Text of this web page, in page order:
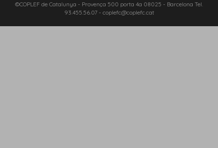
©COPLEF de Catalunya - Provença 500 porta 4a 08025 - Barcelona Tel.
93.455.56.07- coplefc@coplefc.cat